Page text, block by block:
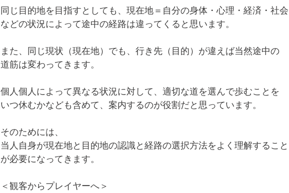
同じ目的地を目指すとしても、現在地＝自分の身体・心理・経済・社会
などの状況によって途中の経路は違ってくると思います。
また、同じ現状（現在地）でも、行き先（目的）が違えば当然途中の
道筋は変わってきます。
個人個人によって異なる状況に対して、適切な道を選んで歩むことを
いつ休むかなども含めて、案内するのが役割だと思っています。
そのためには、
当人自身が現在地と目的地の認識と経路の選択方法をよく理解すること
が必要になってきます。
＜観客からプレイヤーへ＞